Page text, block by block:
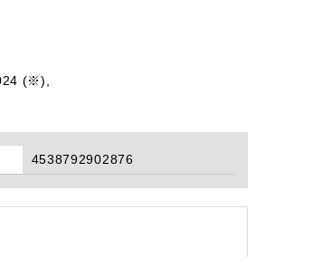
(※),
4538792902876